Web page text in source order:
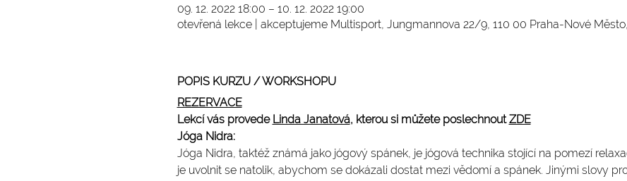
09. 12. 2022 18:00 – 10. 12. 2022 19:00
otevřená lekce | akceptujeme Multisport, Jungmannova 22/9, 110 00 Praha-Nové
POPIS KURZU / WORKSHOPU
REZERVACE
Lekcí vás provede Linda Janatová, kterou si můžete poslechnout ZDE
Jóga Nidra:
Jóga Nidra, taktéž známá jako jógový spánek, je jógová technika stojící na pomezí
je uvolnit se natolik, abychom se dokázali dostat mezi vědomí a spánek. Jinými slovy